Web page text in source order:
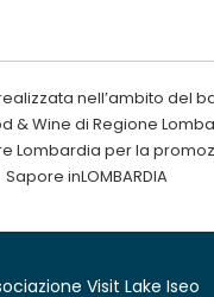
nell’ambito del
& Wine di Regione
Lombardia per la
Sapore inLOMBARDIA
Visit Lake Iseo